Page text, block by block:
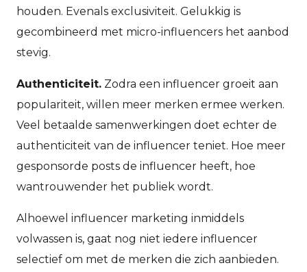
houden. Evenals exclusiviteit. Gelukkig is
gecombineerd met micro-influencers het aanbod
stevig.
Authenticiteit. Zodra een influencer groeit aan
populariteit, willen meer merken ermee werken.
Veel betaalde samenwerkingen doet echter de
authenticiteit van de influencer teniet. Hoe meer
gesponsorde posts de influencer heeft, hoe
wantrouwender het publiek wordt.
Alhoewel influencer marketing inmiddels
volwassen is, gaat nog niet iedere influencer
selectief om met de merken die zich aanbieden.